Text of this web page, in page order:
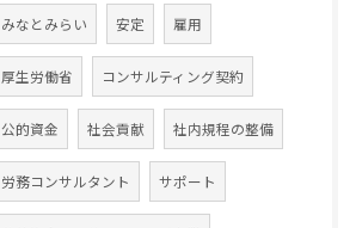
みなとみらい 安定 雇用
厚生労働省 コンサルティング契約
公的資金 社会貢献 社内規程の整備
労務コンサルタント サポート